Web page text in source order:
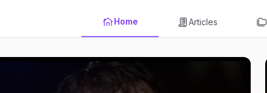
Home Articles